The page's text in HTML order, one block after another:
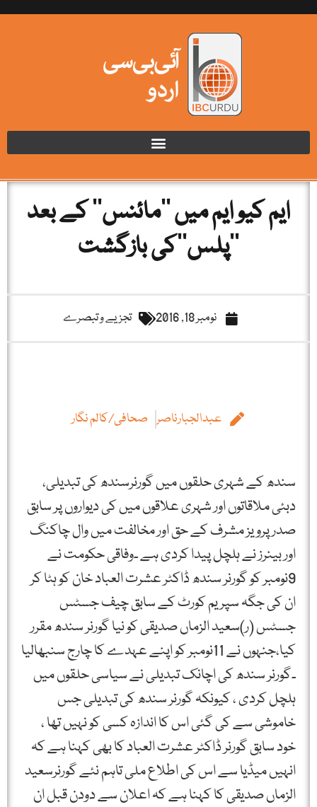
ایم کیو ایم میں ‘‘مائنس‘‘ کے بعد
’’پلس‘‘کی بازگشت
نومبر 18, 2016 تجزیے و تبصرے
عبدالجبارناصر صحافی/کالم نگار
سندھ کے شہری حلقوں میں گورنرسندھ کی تبدیلی،
دبئی ملاقاتوں اور شہری علاقوں میں کی دیواروں پر سابق
صدر پرویز مشرف کے حق اور مخالفت میں وال چاکنگ
اور بینرز نے ہلچل پیدا کردی ہے ۔وفاقی حکومت نے
9نومبر کو گورنر سندھ ڈاکٹر عشرت العباد خان کو ہٹا کر
ان کی جگہ سپریم کورٹ کے سابق چیف جسٹس
جسٹس (ر)سعید الزماں صدیقی کو نیا گورنر سندھ مقرر
کیا،جنہوں نے 11نومبر کو اپنے عہدے کا چارج سنبھالیا
۔گورنر سندھ کی اچانک تبدیلی نے سیاسی حلقوں میں
ہلچل کردی ، کیونکہ گورنر سندھ کی تبدیلی جس
خاموشی سے کی گئی اس کا اندازہ کسی کو نہیں تھا ،
خود سابق گورنر ڈاکٹر عشرت العباد کا بھی کہنا ہے کہ
انہیں میڈیا سے اس کی اطلاع ملی تاہم نئے گورنرسعید
الزماں صدیقی کا کہنا ہے کہ اعلان سے دودن قبل ان